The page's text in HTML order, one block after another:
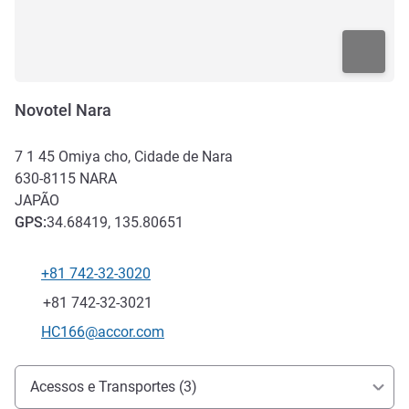
Novotel Nara
7 1 45 Omiya cho, Cidade de Nara
630-8115 NARA
JAPÃO
GPS:34.68419, 135.80651
Telefone
+81 742-32-3020
Fax
+81 742-32-3021
E-mail de contacto
HC166@accor.com
Acesso e transporte
Acessos e Transportes (3)